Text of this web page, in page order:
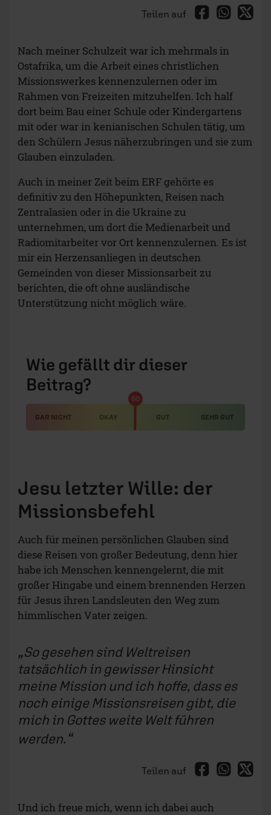
Teilen auf
Nach meiner Schulzeit war ich mehrmals in
Ostafrika, um die Arbeit eines christlichen
Missionswerkes kennenzulernen oder im
Rahmen von Freizeiten mitzuhelfen. Ich half
dort beim Bau einer Schule oder Kindergartens
mit oder war in kenianischen Schulen tätig, um
den Schülern Jesus näherzubringen und sie zum
Glauben einzuladen.
Auch in meiner Zeit beim ERF gehörte es
definitiv zu den Höhepunkten, Reisen nach
Zentralasien oder in die Ukraine zu
unternehmen, um dort die Medienarbeit und
Radiomitarbeiter vor Ort kennenzulernen. Es ist
mir ein Herzensanliegen in deutschen
Gemeinden von dieser Missionsarbeit zu
berichten, die oft ohne ausländische
Unterstützung nicht möglich wäre.
Wie gefällt dir dieser
Beitrag?
GAR NICHT OKAY GUT SEHR GUT
50
Jesu letzter Wille: der
Missionsbefehl
Auch für meinen persönlichen Glauben sind
diese Reisen von großer Bedeutung, denn hier
habe ich Menschen kennengelernt, die mit
großer Hingabe und einem brennenden Herzen
für Jesus ihren Landsleuten den Weg zum
himmlischen Vater zeigen.
So gesehen sind Weltreisen
tatsächlich in gewisser Hinsicht
meine Mission und ich hoffe, dass es
noch einige Missionsreisen gibt, die
mich in Gottes weite Welt führen
werden.
Teilen auf
Und ich freue mich, wenn ich dabei auch